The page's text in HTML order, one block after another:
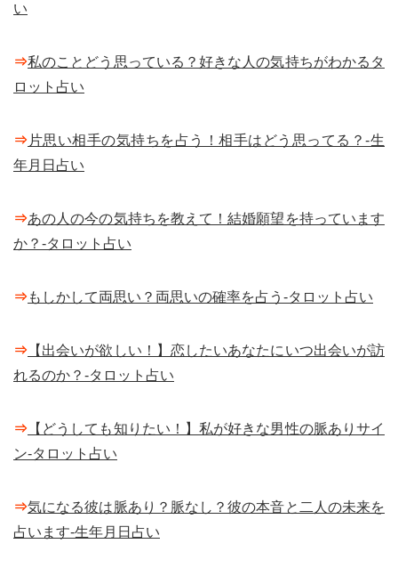
い
⇒私のことどう思っている？好きな人の気持ちがわかるタ
ロット占い
⇒ 片思い相手の気持ちを占う！相手はどう思ってる？-生
年月日占い
⇒あの人の今の気持ちを教えて！結婚願望を持っています
か？-タロット占い
⇒もしかして両思い？両思いの確率を占う-タロット占い
⇒ 【出会いが欲しい！】恋したいあなたにいつ出会いが訪
れるのか？-タロット占い
⇒ 【どうしても知りたい！】私が好きな男性の脈ありサイ
ン-タロット占い
⇒気になる彼は脈あり？脈なし？彼の本音と二人の未来を
占います-生年月日占い